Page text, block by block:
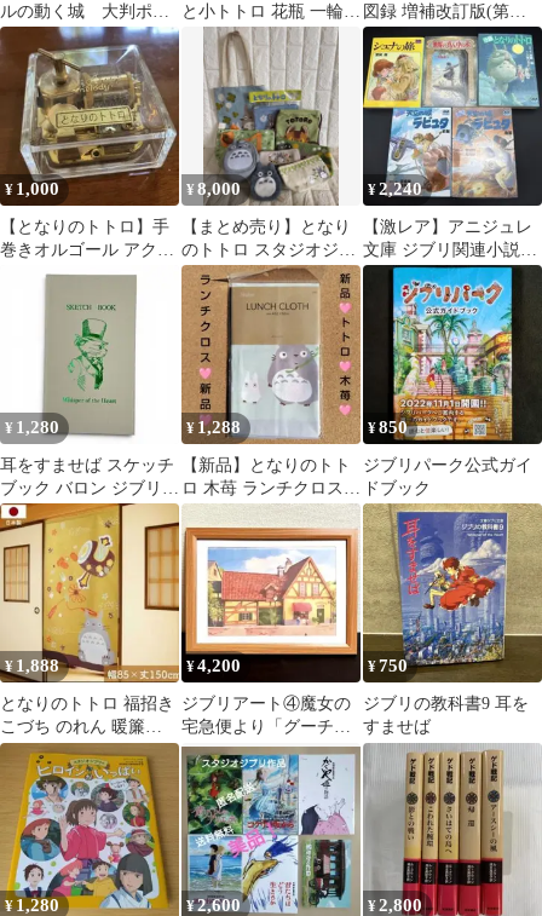
ルの動く城 大判ポス
トカード ５枚セッ
ト Ｂ
と小トトロ 花瓶 一輪挿
し フラワーベース 約
9cm
図録 増補改訂版(第五
版三刷)
¥ 1,000
【となりのトトロ】手
巻きオルゴール アクリ
ルケース入り♪
¥8,000
【まとめ売り】となり
のトトロ スタジオジブ
リ バッグ ポーチ 全9点
未使用あり
¥2,240
【激レア】アニジュレ
文庫 ジブリ関連小説・
作品 5冊セット 宮崎駿
二木真希子
¥ 1,280
耳をすませば スケッチ
ブック バロン ジブリパ
ーク限定 ノート ジブリ
¥ 1,288
【新品】となりのトト
ロ 木苺 ランチクロス
お弁当 ランチ スタジオ
ジブリ
¥850
ジブリパーク公式ガイ
ドブック
¥ 1,888
となりのトトロ 福招き
こづち のれん 暖簾
85×150cm
¥4,200
ジブリアート④魔女の
宅急便より「グーチョ
キパン屋」額装品 額
縁寸法33㎝×24㎝
¥750
ジブリの教科書9 耳を
すませば
¥1,280 ¥2,600 ¥2,800